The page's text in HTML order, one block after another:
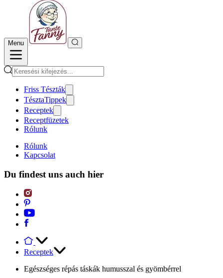
Menu
Friss Tészták
TésztaTippek
Receptek
Receptfüzetek
Rólunk
Rólunk
Kapcsolat
Du findest uns auch hier
Receptek
Egészséges répás táskák humusszal és gyömbérrel